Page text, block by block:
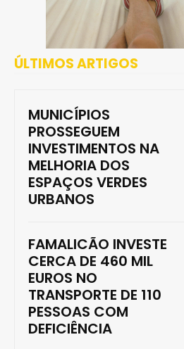
ÚLTIMOS ARTIGOS
MUNICÍPIOS
PROSSEGUEM
INVESTIMENTOS NA
MELHORIA DOS
ESPAÇOS VERDES
URBANOS
FAMALICÃO INVESTE
CERCA DE 460 MIL
EUROS NO
TRANSPORTE DE 110
PESSOAS COM
DEFICIÊNCIA